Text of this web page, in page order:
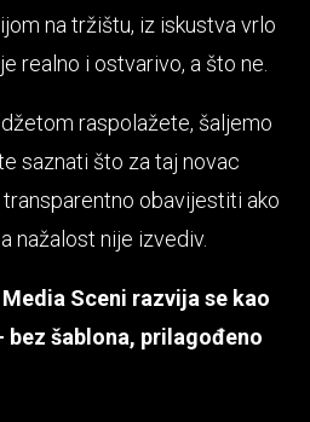
na tržištu, iz iskustva vrlo
realno i ostvarivo, a što ne.
raspolažete, šaljemo
saznati što za taj novac
obavijestiti ako
nažalost nije izvediv.
Sceni razvija se kao
bez šablona, prilagođeno